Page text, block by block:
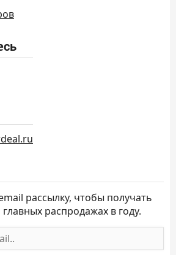
рассылку, чтобы получать
распродажах в году.